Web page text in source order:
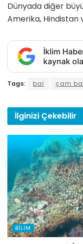
Dünyada diğer
Amerika, Hindistan
İklim
kaynak
Tags: bal çam
İlginizi Çekebilir
BILIM